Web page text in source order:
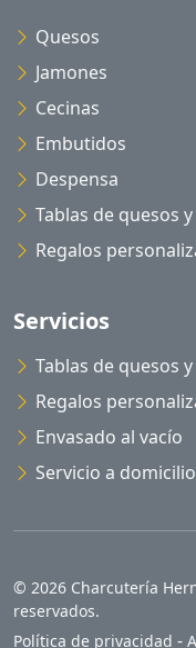
Quesos
Jamones
Cecinas
Embutidos
Despensa
Tablas de quesos
Regalos
Servicios
Tablas de quesos
Regalos
Envasado al vacío
Servicio a domicilio
© 2026 Charcutería
reservados.
Política de privacidad -